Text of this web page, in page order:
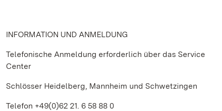
INFORMATION UND ANMELDUNG
Telefonische Anmeldung erforderlich über das Service
Center
Schlösser Heidelberg, Mannheim und Schwetzingen
Telefon +49(0)62 21. 6 58 88 0